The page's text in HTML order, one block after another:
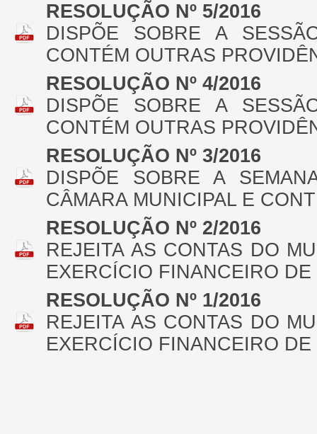
RESOLUÇÃO Nº 5/2016
DISPÕE SOBRE A
CONTÉM OUTRAS
RESOLUÇÃO Nº 4/2016
DISPÕE SOBRE A
CONTÉM OUTRAS
RESOLUÇÃO Nº 3/2016
DISPÕE SOBRE A
CÂMARA MUNICIPAL E
RESOLUÇÃO Nº 2/2016
REJEITA AS CONTAS DO
EXERCÍCIO FINANCEIRO DE
RESOLUÇÃO Nº 1/2016
REJEITA AS CONTAS DO
EXERCÍCIO FINANCEIRO DE